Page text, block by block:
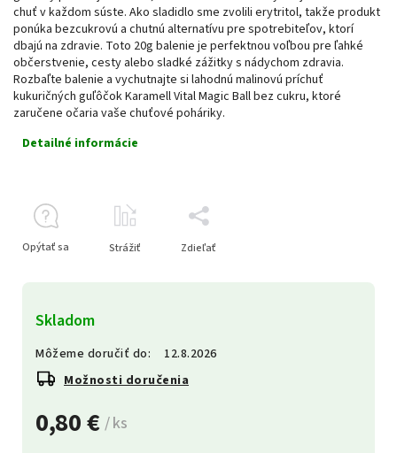
0,80 € / ks
Skladom
Môžeme doručiť do:
12.8.2026
Možnosti doručenia
chuť v každom súste. Ako sladidlo sme zvolili erytritol, takže produkt
ponúka bezcukrovú a chutnú alternatívu pre spotrebiteľov, ktorí
dbajú na zdravie. Toto 20g balenie je perfektnou voľbou pre ľahké
občerstvenie, cesty alebo sladké zážitky s nádychom zdravia.
Rozbaľte balenie a vychutnajte si lahodnú malinovú príchuť
kukuričných guľôčok Karamell Vital Magic Ball bez cukru, ktoré
zaručene očaria vaše chuťové poháriky.
Detailné informácie
Opýtať sa Strážiť Zdieľať